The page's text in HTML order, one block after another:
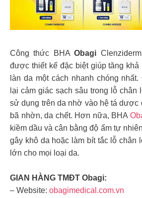
Công thức BHAObagi
được thiết kế đặc biệt giúp tăng khả
làn da một cách nhanh chóng
lại cảm giác sạch sâu trong lỗ
sử dụng trên da nhờ vào hệ tá dược
bã nhờn, da chết. Hơn nữa, BHA
kiềm dầu và cân bằng độ ẩm tự
gây khô da hoặc làm bít tắc lỗ chân
lớn cho mọi loại da.
GIAN HÀNG TMĐT Obagi:
– Website: obagimedical.com.vn